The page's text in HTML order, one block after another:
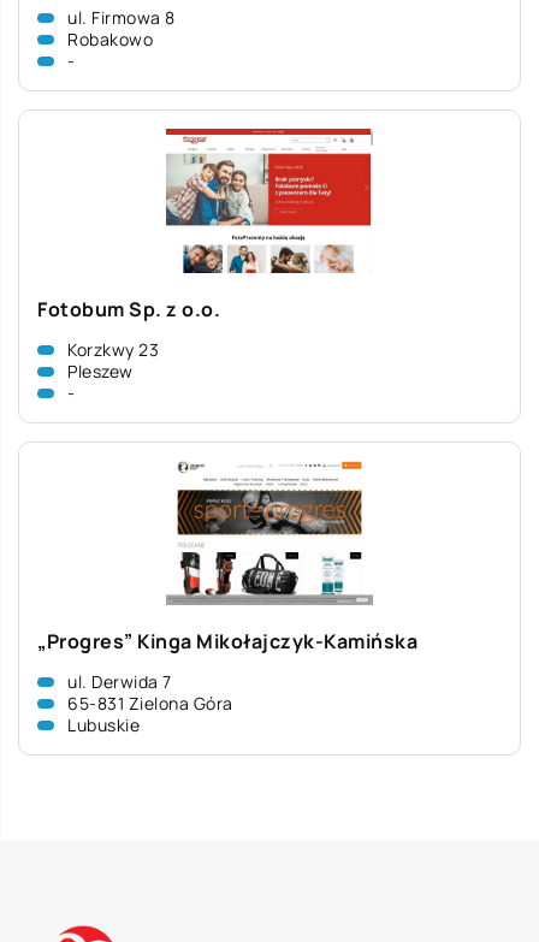
ul. Firmowa 8
Robakowo
-
Fotobum Sp. z o.o.
Korzkwy 23
Pleszew
-
„Progres” Kinga Mikołajczyk-Kamińska
ul. Derwida 7
65-831 Zielona Góra
Lubuskie